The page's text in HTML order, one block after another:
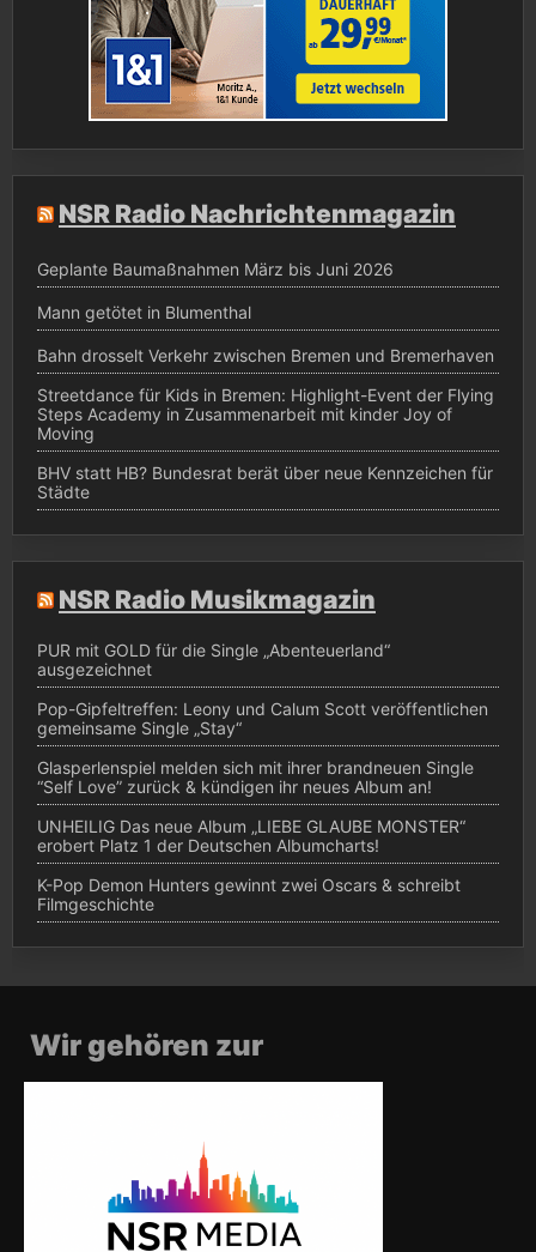
NSR Radio Nachrichtenmagazin
Geplante Baumaßnahmen März bis Juni 2026
Mann getötet in Blumenthal
Bahn drosselt Verkehr zwischen Bremen und Bremerhaven
Streetdance für Kids in Bremen: Highlight-Event der Flying
Steps Academy in Zusammenarbeit mit kinder Joy of
Moving
BHV statt HB? Bundesrat berät über neue Kennzeichen für
Städte
NSR Radio Musikmagazin
PUR mit GOLD für die Single „Abenteuerland“
ausgezeichnet
Pop-Gipfeltreffen: Leony und Calum Scott veröffentlichen
gemeinsame Single „Stay“
Glasperlenspiel melden sich mit ihrer brandneuen Single
“Self Love” zurück & kündigen ihr neues Album an!
UNHEILIG Das neue Album „LIEBE GLAUBE MONSTER“
erobert Platz 1 der Deutschen Albumcharts!
K-Pop Demon Hunters gewinnt zwei Oscars & schreibt
Filmgeschichte
Wir gehören zur